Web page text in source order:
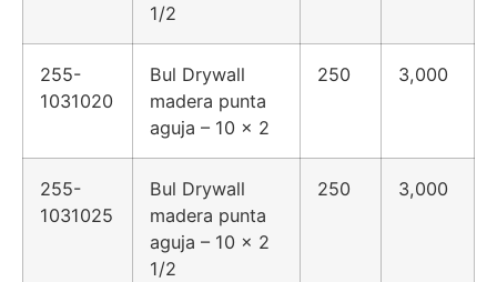
1/2
255-
1031020
Bul Drywall
madera punta
aguja – 10 x 2
250 3,000
255-
1031025
Bul Drywall
madera punta
aguja – 10 x 2
1/2
250 3,000